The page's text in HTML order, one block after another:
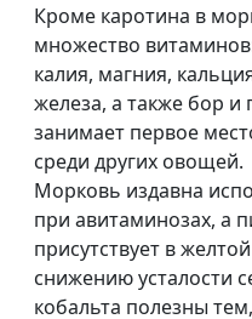
Кроме каротина в
множество
калия, магния,
железа, а также бор
занимает первое
среди других овощей.
Морковь издавна
при авитаминозах, а
присутствует в
снижению усталости
кобальта полезны